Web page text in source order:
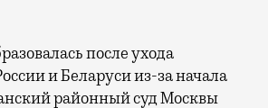
и Беларуси из-за начала
районный суд Москвы